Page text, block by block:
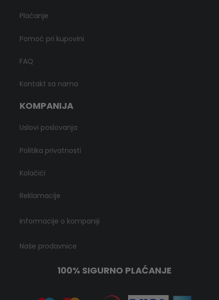
Plaćanje
Pomoć pri kupovini
FAQ
Kontakt sa nama
KOMPANIJA
Uslovi poslovanja
Politika privatnosti
Kolačići
Reklamacije
Informacije o kompaniji
Naše prodavnice
100% SIGURNO PLAĆANJE